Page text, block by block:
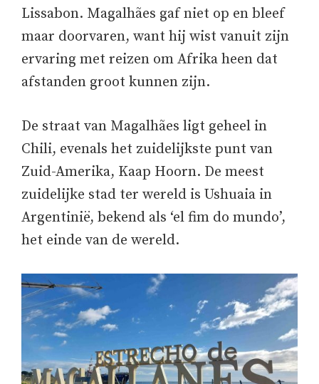
Lissabon. Magalhães gaf niet op en bleef
maar doorvaren, want hij wist vanuit zijn
ervaring met reizen om Afrika heen dat
afstanden groot kunnen zijn.
De straat van Magalhães ligt geheel in
Chili, evenals het zuidelijkste punt van
Zuid-Amerika, Kaap Hoorn. De meest
zuidelijke stad ter wereld is Ushuaia in
Argentinië, bekend als ‘el fim do mundo’,
het einde van de wereld.